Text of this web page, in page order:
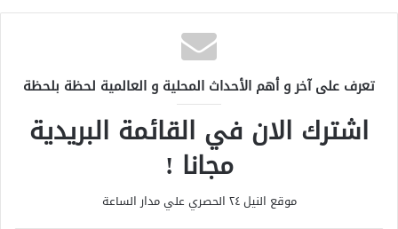
تعرف على آخر و أهم الأحداث المحلية و العالمية لحظة بلحظة
اشترك الان في القائمة البريدية
مجانا !
موقع النيل ٢٤ الحصري علي مدار الساعة